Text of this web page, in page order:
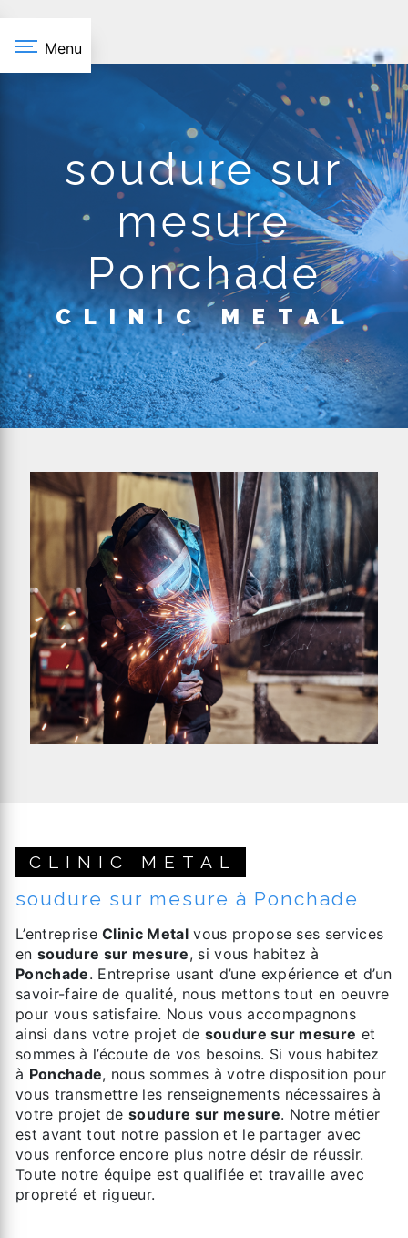
Menu
soudure sur
mesure
Ponchade
CLINIC METAL
CLINIC METAL
soudure sur mesure à Ponchade
L’entrepriseClinic Metal vous propose ses services
en soudure sur mesure, si vous habitez à
Ponchade. Entreprise usant d’une expérience et d’un
savoir-faire de qualité, nous mettons tout en oeuvre
pour vous satisfaire. Nous vous accompagnons
ainsi dans votre projet de soudure sur mesure et
sommes à l’écoute de vos besoins. Si vous habitez
à Ponchade, nous sommes à votre disposition pour
vous transmettre les renseignements nécessaires à
votre projet desoudure sur mesure. Notre métier
est avant tout notre passion et le partager avec
vous renforce encore plus notre désir de réussir.
Toute notre équipe est qualifiée et travaille avec
propreté et rigueur.